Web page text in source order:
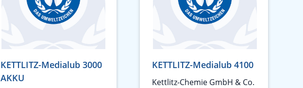
KETTLITZ-Medialub 3000
AKKU
KETTLITZ-Medialub 4100
Kettlitz-Chemie GmbH & Co.